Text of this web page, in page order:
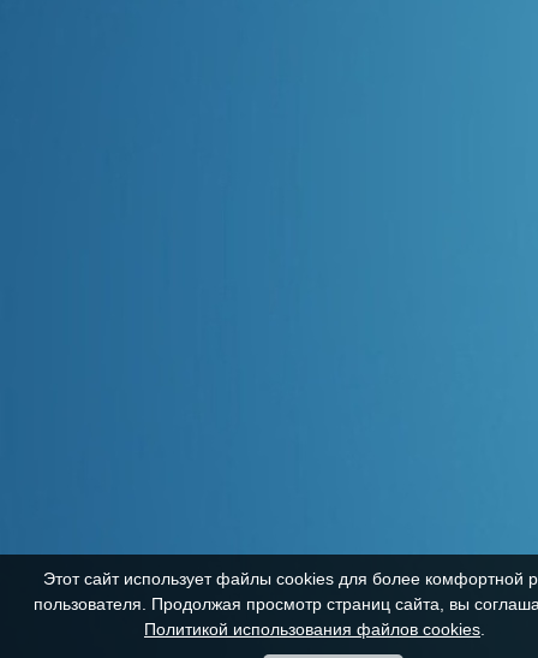
Этот сайт использует файлы cookies для более комфортной
пользователя. Продолжая просмотр страниц сайта, вы
Политикой использования файлов cookies